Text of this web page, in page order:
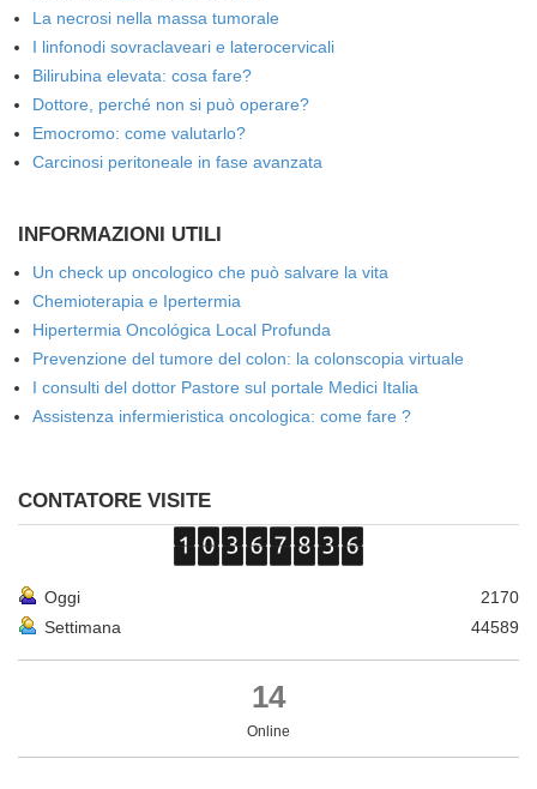
La necrosi nella massa tumorale
I linfonodi sovraclaveari e laterocervicali
Bilirubina elevata: cosa fare?
Dottore, perché non si può operare?
Emocromo: come valutarlo?
Carcinosi peritoneale in fase avanzata
INFORMAZIONI UTILI
Un check up oncologico che può salvare la vita
Chemioterapia e Ipertermia
Hipertermia Oncológica Local Profunda
Prevenzione del tumore del colon: la colonscopia virtuale
I consulti del dottor Pastore sul portale Medici Italia
Assistenza infermieristica oncologica: come fare ?
CONTATORE VISITE
Oggi
2170
Settimana
44589
14
Online